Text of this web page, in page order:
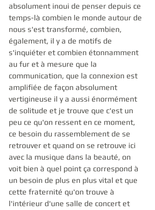
absolument inoui de penser depuis ce
temps-là combien le monde autour de
nous s'est transformé, combien,
également, il y a de motifs de
s'inquiéter et combien étonnamment
au fur et à mesure que la
communication, que la connexion est
amplifiée de façon absolument
vertigineuse il y a aussi énormément
de solitude et je trouve que c'est un
peu ce qu'on ressent en ce moment,
ce besoin du rassemblement de se
retrouver et quand on se retrouve ici
avec la musique dans la beauté, on
voit bien à quel point ça correspond à
un besoin de plus en plus vital et que
cette fraternité qu'on trouve à
l'intérieur d'une salle de concert et